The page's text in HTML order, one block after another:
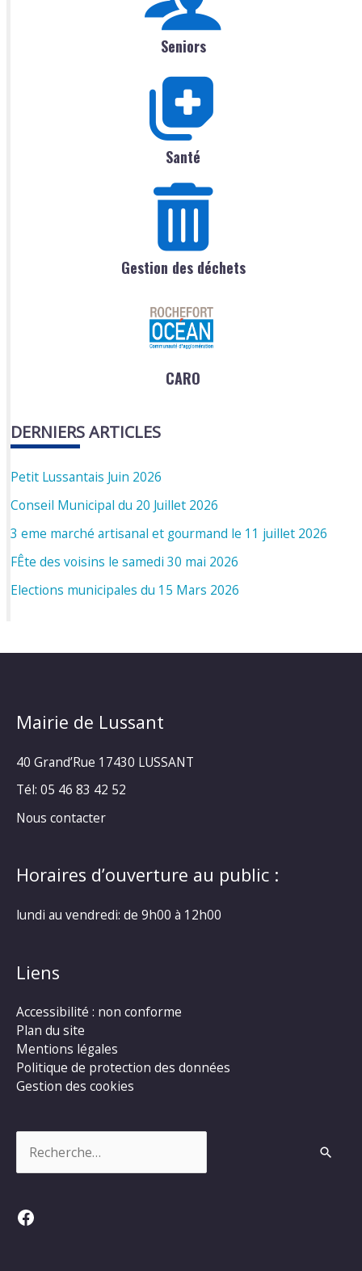
Seniors
Santé
Gestion des déchets
CARO
DERNIERS ARTICLES
Petit Lussantais Juin 2026
Conseil Municipal du 20 Juillet 2026
3 eme marché artisanal et gourmand le 11 juillet 2026
FÊte des voisins le samedi 30 mai 2026
Elections municipales du 15 Mars 2026
Mairie de Lussant
40 Grand’Rue 17430 LUSSANT
Tél: 05 46 83 42 52
Nous contacter
Horaires d’ouverture au public :
lundi au vendredi: de 9h00 à 12h00
Liens
Accessibilité : non conforme
Plan du site
Mentions légales
Politique de protection des données
Gestion des cookies
Facebook